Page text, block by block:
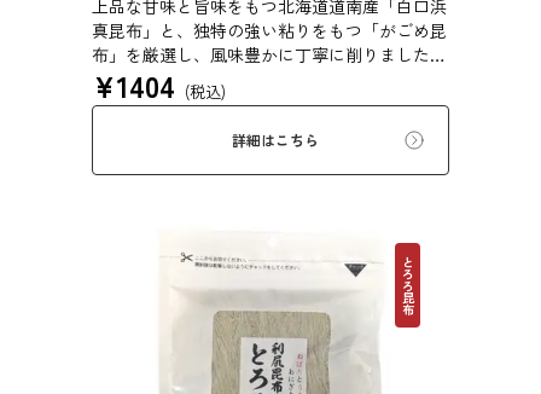
上品な甘味と旨味をもつ北海道道南産「白口浜
真昆布」と、独特の強い粘りをもつ「がごめ昆
布」を厳選し、風味豊かに丁寧に削りました。
ぜいたくな味を、思う存分にご堪能ください。
¥1404 (税込)
詳細はこちら
とろろ昆布